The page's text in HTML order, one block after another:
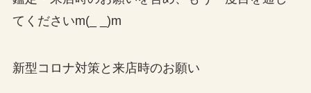
てくださいm(_ _)m
新型コロナ対策と来店時のお願い